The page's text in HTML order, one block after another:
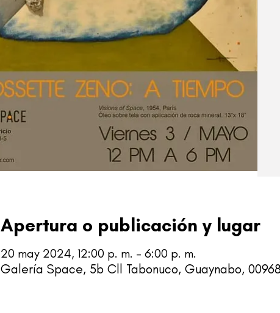
Apertura o publicación y lugar
20 may 2024, 12:00 p. m. – 6:00 p. m.
Galería Space, 5b Cll Tabonuco, Guaynabo,